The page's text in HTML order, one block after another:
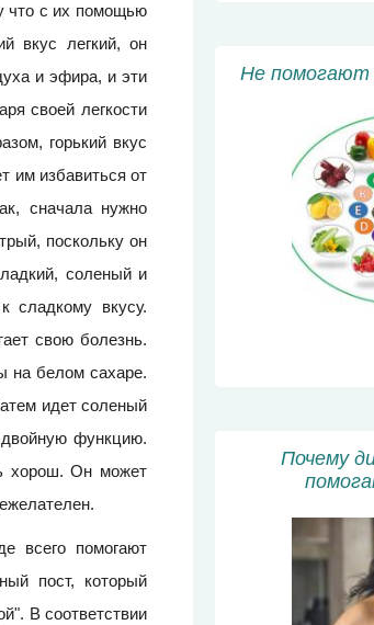
что с их помощью
вкус легкий, он
и эфира, и эти
своей легкости
горький вкус
им избавиться от
сначала нужно
поскольку он
соленый и
сладкому вкусу.
свою болезнь.
на белом сахаре.
идет соленый
функцию.
хорош. Он может
всего помогают
пост, который
В соответствии
Не помогают
Почему